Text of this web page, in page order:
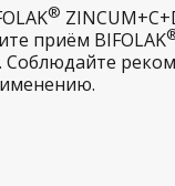
®
приём BIFOLAK
. Соблюдайте